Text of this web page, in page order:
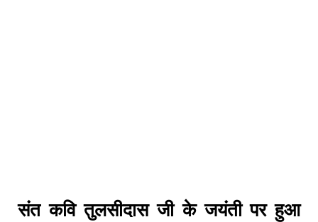
संत कवि तुलसीदास जी के जयंती पर हुआ